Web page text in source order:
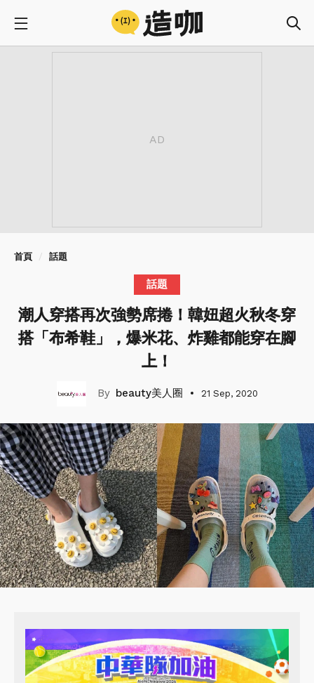
首頁 話題
話題
潮人穿搭再次強勢席捲！韓妞超火秋冬穿
搭「布希鞋」，爆米花、炸雞都能穿在腳
上！
beauty美人圈 21 Sep, 2020